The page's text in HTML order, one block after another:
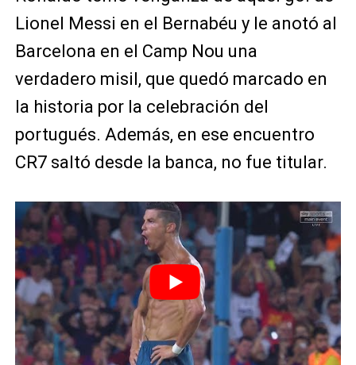
Lionel Messi en el Bernabéu y le anotó al
Barcelona en el Camp Nou una
verdadero misil, que quedó marcado en
la historia por la celebración del
portugués. Además, en ese encuentro
CR7 saltó desde la banca, no fue titular.